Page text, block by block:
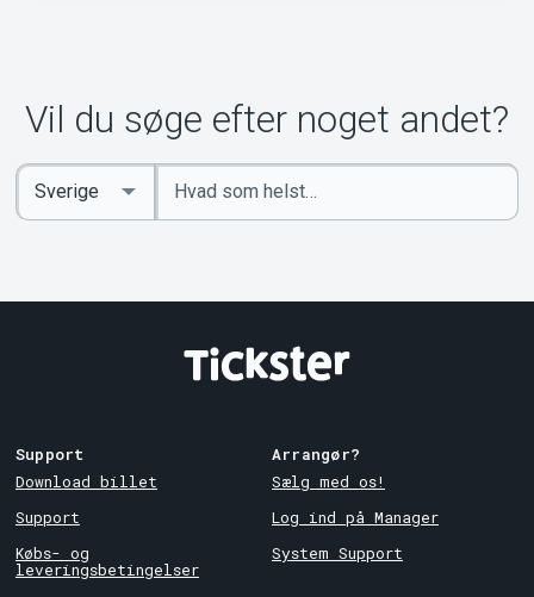
Vil du søge efter noget andet?
Indtast
søgeord
Select
Country
Support
Download billet
Support
Købs- og
leveringsbetingelser
Arrangør?
Sælg med os!
Log ind på Manager
System Support